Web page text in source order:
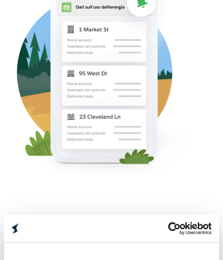
Incorporare gli obiettivi “net zero” nelle
strategie e nei modelli operativi.